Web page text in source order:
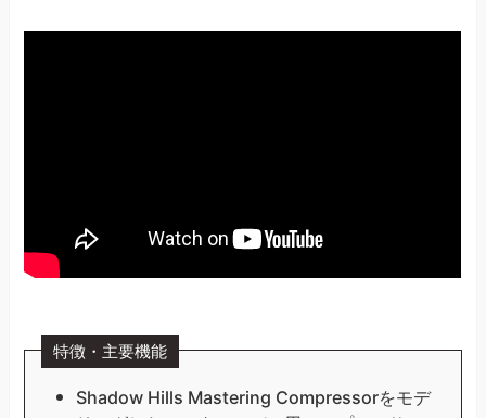
特徴・主要機能
Shadow Hills Mastering Compressorをモデ